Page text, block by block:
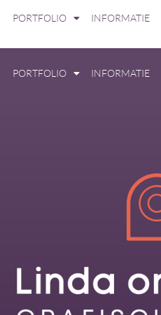
PORTFOLIO INFORMATIE
PORTFOLIO INFORMATIE